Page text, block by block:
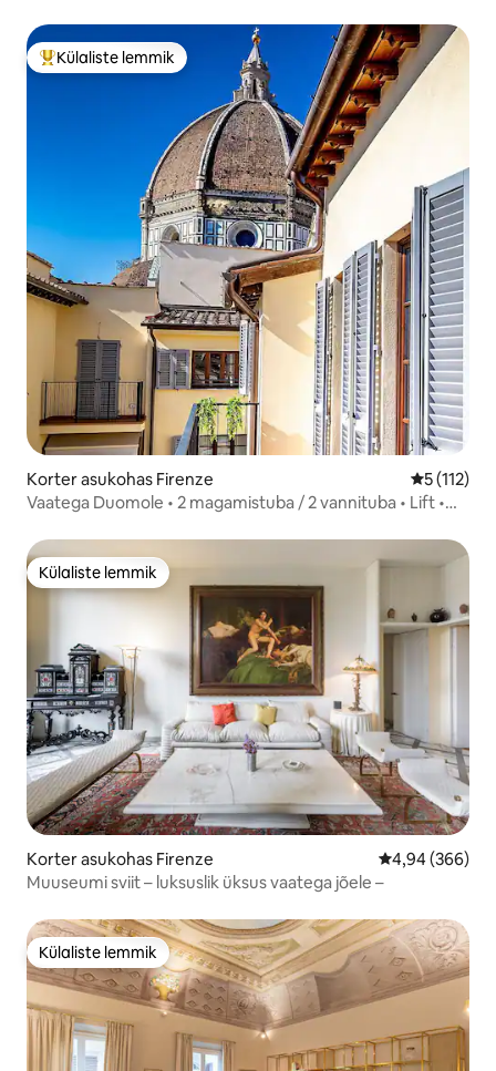
Külaliste suur lemmik
Külaliste lemmik
Korter asukohas Firenze Keskmine
5 (112)
Vaatega Duomole • 2 magamistuba / 2 vannituba • Lift •
Külaliste lemmik
Külaliste lemmik
Korter asukohas Firenze Keskmine
4,94 (366)
Muuseumi sviit – luksuslik üksus vaatega jõele –
Külaliste lemmik
Külaliste lemmik